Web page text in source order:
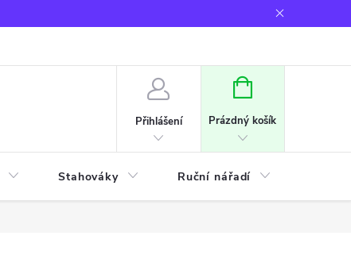
Přihlášení
NÁKUPNÍ
Prázdný košík
Stahováky Ruční nářadí